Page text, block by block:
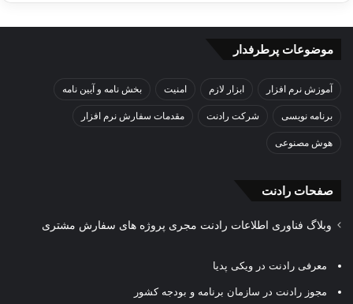
موضوعات پرطرفدار
آموزش نرم افزار ابزار لازم امنیت بخش نامه و آیین نامه
برنامه نویسی شرکت رادنت مقدمات سفارش نرم افزار
هوش مصنوعی
صفحات رادنت
وبلاگ فناوری اطلاعات رادنت مجری پروژه های سفارش مشتری
معرفی رادنت در ویکی پدیا
مجوز رادنت در سازمان برنامه و بودجه کشور